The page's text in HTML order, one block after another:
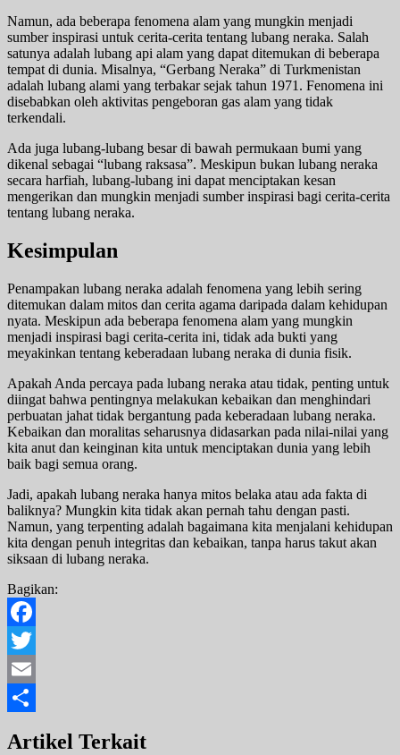
Namun, ada beberapa fenomena alam yang mungkin menjadi
sumber inspirasi untuk cerita-cerita tentang lubang neraka. Salah
satunya adalah lubang api alam yang dapat ditemukan di beberapa
tempat di dunia. Misalnya, “Gerbang Neraka” di Turkmenistan
adalah lubang alami yang terbakar sejak tahun 1971. Fenomena ini
disebabkan oleh aktivitas pengeboran gas alam yang tidak
terkendali.
Ada juga lubang-lubang besar di bawah permukaan bumi yang
dikenal sebagai “lubang raksasa”. Meskipun bukan lubang neraka
secara harfiah, lubang-lubang ini dapat menciptakan kesan
mengerikan dan mungkin menjadi sumber inspirasi bagi cerita-cerita
tentang lubang neraka.
Kesimpulan
Penampakan lubang neraka adalah fenomena yang lebih sering
ditemukan dalam mitos dan cerita agama daripada dalam kehidupan
nyata. Meskipun ada beberapa fenomena alam yang mungkin
menjadi inspirasi bagi cerita-cerita ini, tidak ada bukti yang
meyakinkan tentang keberadaan lubang neraka di dunia fisik.
Apakah Anda percaya pada lubang neraka atau tidak, penting untuk
diingat bahwa pentingnya melakukan kebaikan dan menghindari
perbuatan jahat tidak bergantung pada keberadaan lubang neraka.
Kebaikan dan moralitas seharusnya didasarkan pada nilai-nilai yang
kita anut dan keinginan kita untuk menciptakan dunia yang lebih
baik bagi semua orang.
Jadi, apakah lubang neraka hanya mitos belaka atau ada fakta di
baliknya? Mungkin kita tidak akan pernah tahu dengan pasti.
Namun, yang terpenting adalah bagaimana kita menjalani kehidupan
kita dengan penuh integritas dan kebaikan, tanpa harus takut akan
siksaan di lubang neraka.
Bagikan:
Facebook
Twitter
Email
Artikel Terkait